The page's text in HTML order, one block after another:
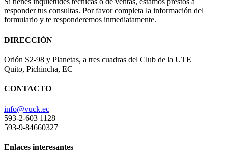
responder tus consultas. Por favor completa la información del
formulario y te responderemos inmediatamente.
DIRECCIÓN
Orión S2-98 y Planetas, a tres cuadras del Club de la UTE
Quito, Pichincha, EC
CONTACTO
info@vuck.ec
593-2-603 1128
593-9-84660327
Enlaces interesantes